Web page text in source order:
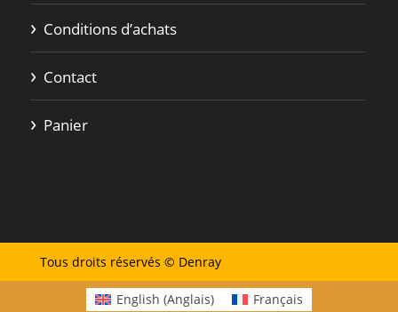
Conditions d’achats
Contact
Panier
Tous droits réservés © Denray
English (Anglais) Français